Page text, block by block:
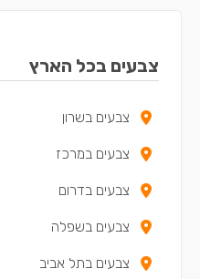
צבעים בקריית ים
צבעים בצפת
צבעים במגדל העמק
צבעים בנשר
צבעים בקריית שמונה
צבעים במעלות-תרשיחא
צבעים ביקנעם עילית
צבעים בכל הארץ
צבעים בשרון
צבעים במרכז
צבעים בדרום
צבעים בשפלה
צבעים בתל אביב